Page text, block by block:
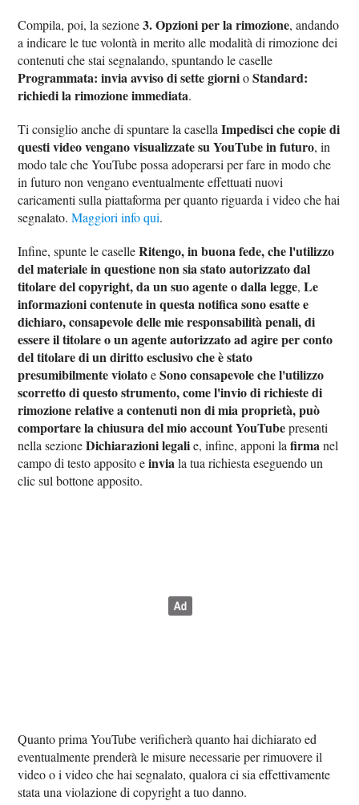
Compila, poi, la sezione3. Opzioni per la rimozione, andando
a indicare le tue volontà in merito alle modalità di rimozione dei
contenuti che stai segnalando, spuntando le caselle
Programmata: invia avviso di sette giornioStandard:
richiedi la rimozione immediata.
Ti consiglio anche di spuntare la casellaImpedisci che copie di
questi video vengano visualizzate su YouTube in futuro, in
modo tale che YouTube possa adoperarsi per fare in modo che
in futuro non vengano eventualmente effettuati nuovi
caricamenti sulla piattaforma per quanto riguarda i video che hai
segnalato.Maggiori info qui.
Infine, spunte le caselleRitengo, in buona fede, che l'utilizzo
del materiale in questione non sia stato autorizzato dal
titolare del copyright, da un suo agente o dalla legge,Le
informazioni contenute in questa notifica sono esatte e
dichiaro, consapevole delle mie responsabilità penali, di
essere il titolare o un agente autorizzato ad agire per conto
del titolare di un diritto esclusivo che è stato
presumibilmente violatoeSono consapevole che l'utilizzo
scorretto di questo strumento, come l'invio di richieste di
rimozione relative a contenuti non di mia proprietà, può
comportare la chiusura del mio account YouTubepresenti
nella sezioneDichiarazioni legalie, infine, apponi lafirmanel
campo di testo apposito einviala tua richiesta eseguendo un
clic sul bottone apposito.
Quanto prima YouTube verificherà quanto hai dichiarato ed
eventualmente prenderà le misure necessarie per rimuovere il
video o i video che hai segnalato, qualora ci sia effettivamente
stata una violazione di copyright a tuo danno.